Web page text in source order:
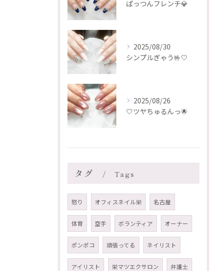
ぱっつんフレンチ💎
2025/08/30
シンプルぎゃう🤟🤍
2025/08/26
🤍ツヤちゅるんっ🌟
タグ Tags
怒り オフィスネイル栄 名古屋
体育 空手 ボランティア オーナー
ポンポコ 頑張ってる ネイリスト
アイリスト 栄マツエクサロン 弁護士